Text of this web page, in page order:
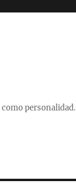
personalidad.